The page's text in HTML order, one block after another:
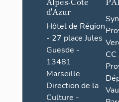
d'Azur
Hôtel de Région
- 27 place Jules
Guesde -
13481
Marseille
Direction de la
Culture -